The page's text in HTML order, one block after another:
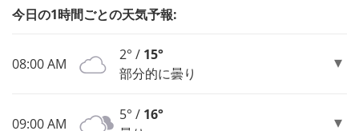
今日の1時間ごとの天気予報:
08:00 AM
2° / 15°
部分的に曇り
09:00 AM
5° / 16°